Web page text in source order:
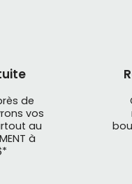
de
vos
au
à